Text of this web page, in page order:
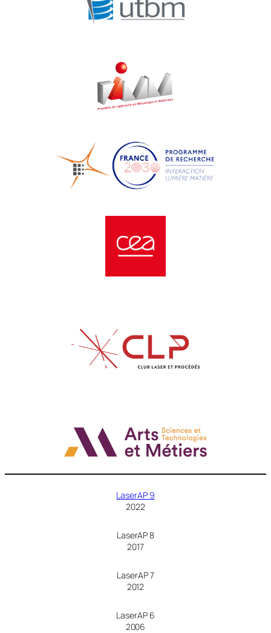
LaserAP 9
2022
LaserAP 8
2017
LaserAP 7
2012
LaserAP 6
2006